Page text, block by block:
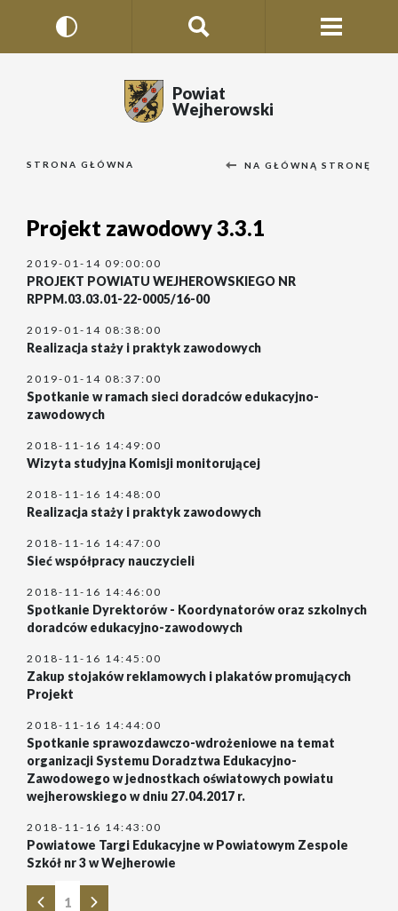
Powiat
Wejherowski
STRONA GŁÓWNA NA GŁÓWNĄ STRONĘ
Projekt zawodowy 3.3.1
2019-01-14 09:00:00
PROJEKT POWIATU WEJHEROWSKIEGO NR
RPPM.03.03.01-22-0005/16-00
2019-01-14 08:38:00
Realizacja staży i praktyk zawodowych
2019-01-14 08:37:00
Spotkanie w ramach sieci doradców edukacyjno-
zawodowych
2018-11-16 14:49:00
Wizyta studyjna Komisji monitorującej
2018-11-16 14:48:00
Realizacja staży i praktyk zawodowych
2018-11-16 14:47:00
Sieć współpracy nauczycieli
2018-11-16 14:46:00
Spotkanie Dyrektorów - Koordynatorów oraz szkolnych
doradców edukacyjno-zawodowych
2018-11-16 14:45:00
Zakup stojaków reklamowych i plakatów promujących
Projekt
2018-11-16 14:44:00
Spotkanie sprawozdawczo-wdrożeniowe na temat
organizacji Systemu Doradztwa Edukacyjno-
Zawodowego w jednostkach oświatowych powiatu
wejherowskiego w dniu 27.04.2017 r.
2018-11-16 14:43:00
Powiatowe Targi Edukacyjne w Powiatowym Zespole
Szkół nr 3 w Wejherowie
1